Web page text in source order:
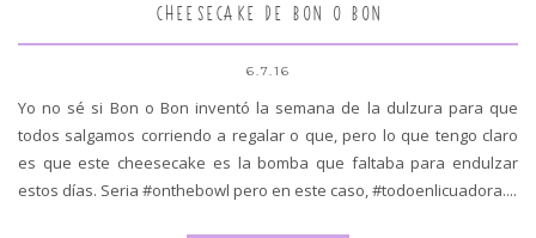
CHEESECAKE DE BON O BON
6.7.16
Yo no sé si Bon o Bon inventó la semana de la dulzura para que
todos salgamos corriendo a regalar o que, pero lo que tengo claro
es que este cheesecake es la bomba que faltaba para endulzar
estos días. Seria #onthebowl pero en este caso, #todoenlicuadora....